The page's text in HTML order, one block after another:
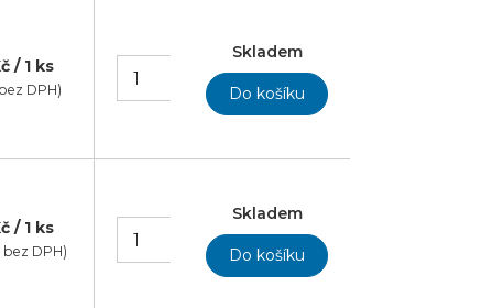
/ 1 ks
DPH)
Skladem
/ 1 ks
bez DPH)
Skladem